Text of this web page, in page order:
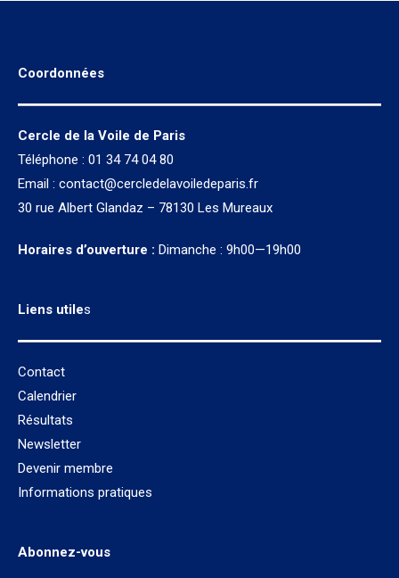
Coordonnées
Cercle de la Voile de Paris
Téléphone : 01 34 74 04 80
Email : contact@cercledelavoiledeparis.fr
30 rue Albert Glandaz – 78130 Les Mureaux
Horaires d’ouverture : Dimanche : 9h00—19h00
Liens utiles
Contact
Calendrier
Résultats
Newsletter
Devenir membre
Informations pratiques
Abonnez-vous